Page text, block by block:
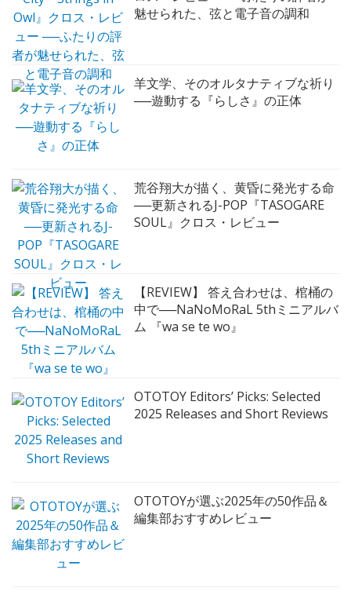
魅せられた、弦と電子音の調和
羊文学、そのオルタナティブな祈り
──遊動する『らしさ』の正体
荒谷翔大が描く、黄昏に発光する命
──更新されるJ-POP『TASOGARE
SOUL』クロス・レビュー
【REVIEW】 答え合わせは、棺桶の
中で──NaNoMoRaL 5thミニアルバ
ム 『wa se te wo』
OTOTOY Editors’ Picks: Selected
2025 Releases and Short Reviews
OTOTOYが選ぶ2025年の50作品＆
編集部おすすめレビュー